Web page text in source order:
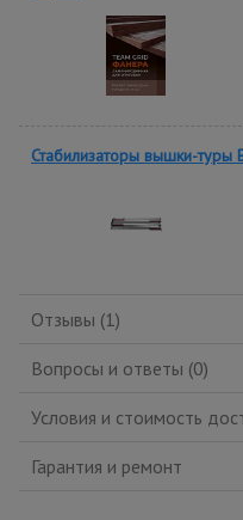
Стабилизаторы вышки-туры
Отзывы (1)
Вопросы и ответы (0)
Условия и стоимость
Гарантия и ремонт